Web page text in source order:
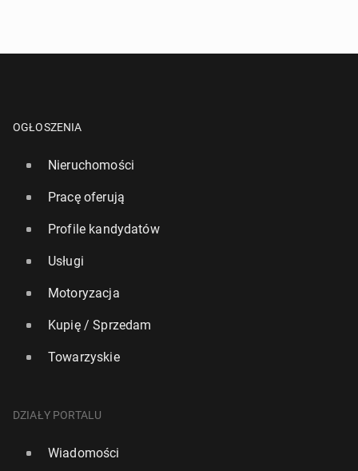
10 lutego, 08:30
OGŁOSZENIA
Nieruchomości
Pracę oferują
Profile kandydatów
Usługi
Motoryzacja
Kupię / Sprzedam
Towarzyskie
DZIAŁY PORTALU
Wiadomości